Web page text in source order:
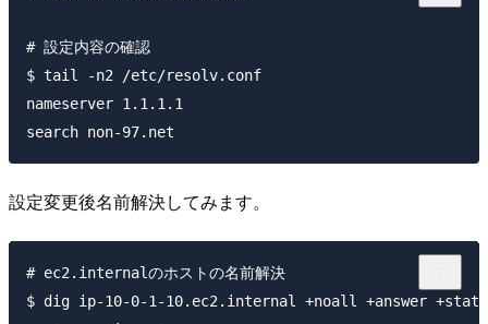
# 設定内容の確認
$ tail -n2 /etc/resolv.conf
nameserver 1.1.1.1
設定変更後名前解決してみます。
# ec2.internalのホストの名前解決
$ dig ip-10-0-1-10.ec2.internal +noall +answer +stats